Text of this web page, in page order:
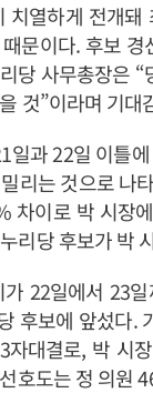
치열하게 전개
문이다. 후보
당 사무총장은
것”이라며 기대
일과 22일 이틀
리는 것으로 나
차이로 박 시장
리당 후보가 박
22일에서 23
후보에 앞섰다.
자대결로, 박 시
호도는 정 의원